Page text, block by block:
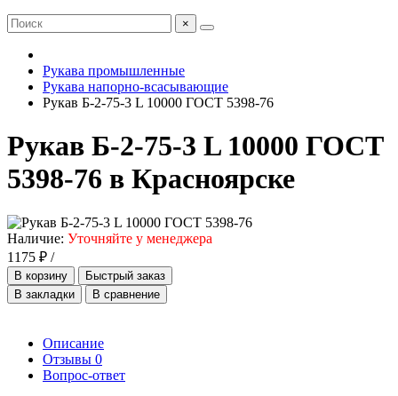
×
Рукава промышленные
Рукава напорно-всасывающие
Рукав Б-2-75-3 L 10000 ГОСТ 5398-76
Рукав Б-2-75-3 L 10000 ГОСТ
5398-76 в Красноярске
Наличие: Уточняйте у менеджера
1175 ₽ /
В корзину
Быстрый заказ
В закладки
В сравнение
Описание
Отзывы 0
Вопрос-ответ